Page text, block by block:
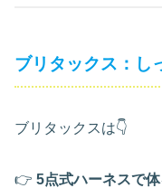
ブリタックス：し
ブリタックスは👇
👉 5点式ハーネスで